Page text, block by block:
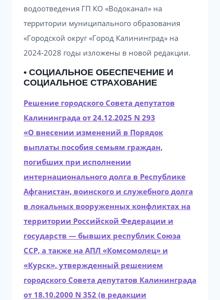
водоотведения ГП КО «Водоканал» на
территории муниципального образования
«Городской округ «Город Калининград» на
2024-2028 годы изложены в новой редакции.
• СОЦИАЛЬНОЕ ОБЕСПЕЧЕНИЕ И
СОЦИАЛЬНОЕ СТРАХОВАНИЕ
Решение городского Совета депутатов
Калининграда от 24.12.2025 N 293
«О внесении изменений в Порядок
выплаты пособия семьям граждан,
погибших при исполнении
интернационального долга в Республике
Афганистан, воинского и служебного долга
в локальных вооруженных конфликтах на
территории Российской Федерации и
государств — бывших республик Союза
ССР, а также на АПЛ «Комсомолец» и
«Курск», утвержденный решением
городского Совета депутатов Калининграда
от 18.10.2000 N 352 (в редакции